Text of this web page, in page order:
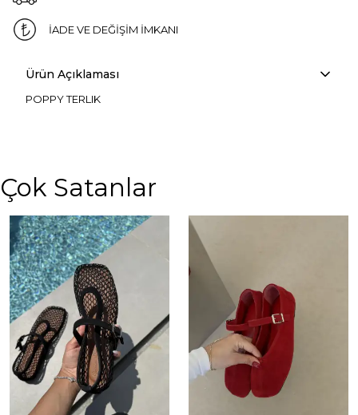
İADE VE DEĞİŞİM İMKANI
Ürün Açıklaması
POPPY TERLIK
Çok Satanlar